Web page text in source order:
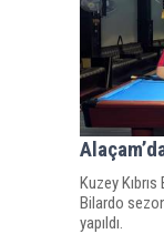
Kuzey
Bilardo
yapıldı.